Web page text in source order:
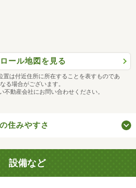
ール地図を見る
置は付近住所に所在することを表すものであ
る場合がございます。
動産会社にお問い合わせください。
住みやすさ
設備など